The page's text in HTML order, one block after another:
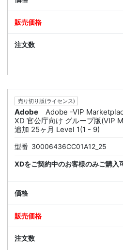
売り切り版(ライセンス)
Adobe
Adobe -VIP
XD 官公庁向け グループ版(VIP
追加 25ヶ月 Level 1(1 - 9)
型番 30006436CC01A12_25
XDをご契約中のお客様のみご購入